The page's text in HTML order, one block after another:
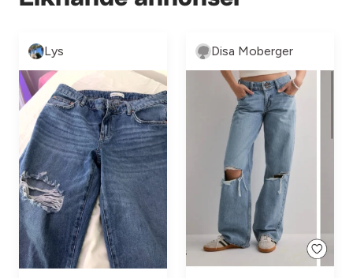
Lys Disa Moberger